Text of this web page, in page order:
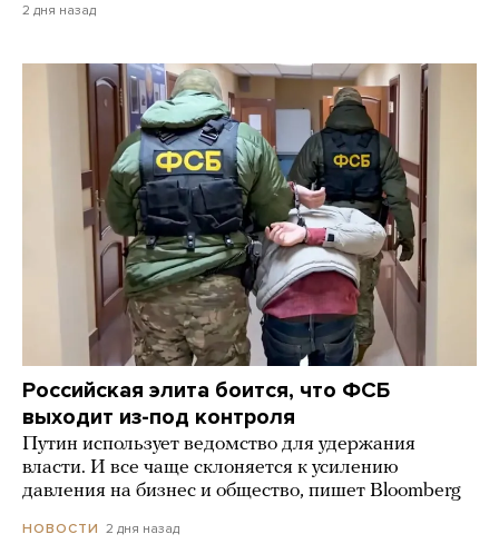
2 дня назад
Российская элита боится, что ФСБ
выходит из-под контроля
Путин использует ведомство для удержания
власти. И все чаще склоняется к усилению
давления на бизнес и общество, пишет Bloomberg
НОВОСТИ 2 дня назад